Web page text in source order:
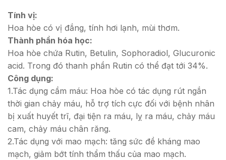
Tính vị:
Hoa hòe có vị đắng, tính hơi lạnh, mùi thơm.
Thành phần hóa học:
Hoa hòe chứa Rutin, Betulin, Sophoradiol, Glucuronic
acid. Trong đó thanh phần Rutin có thể đạt tới 34%.
Công dụng:
1.Tác dụng cầm máu: Hoa hòe có tác dụng rút ngắn
thời gian chảy máu, hỗ trợ tích cực đối với bệnh nhân
bị xuất huyết trĩ, đại tiện ra máu, lỵ ra máu, chảy máu
cam, chảy máu chân răng.
2.Tác dụng với mao mạch: tăng sức đề kháng mao
mạch, giảm bớt tính thẩm thấu của mao mạch.